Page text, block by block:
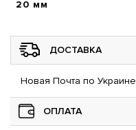
20 мм
ДОСТАВКА
Новая Почта по Украине
ОПЛАТА